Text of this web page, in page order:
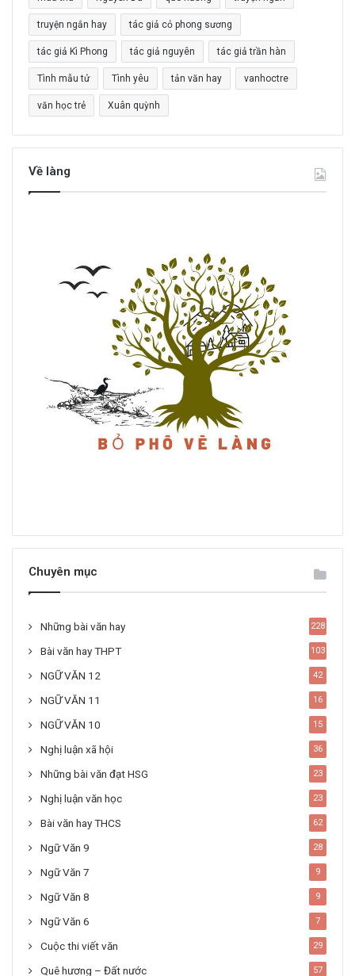
:
truyện ngắn hay tác giả cỏ phong sương
tác giả Kì Phong tác giả nguyên tác giả trần hàn
Tình mẫu tử Tình yêu tản văn hay vanhoctre
văn học trẻ Xuân quỳnh
Về làng
Chuyên mục
Những bài văn hay 228
Bài văn hay THPT 103
NGỮ VĂN 12 42
NGỮ VĂN 11 16
NGỮ VĂN 10 15
Nghị luận xã hội 36
Những bài văn đạt HSG 23
Nghị luận văn học 23
Bài văn hay THCS 62
Ngữ Văn 9 28
Ngữ Văn 7 9
Ngữ Văn 8 9
Ngữ Văn 6 7
Cuộc thi viết văn 29
Quê hương – Đất nước 57